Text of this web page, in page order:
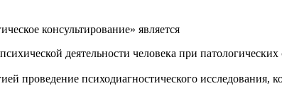
консультирование» является
деятельности человека при
проведение психодиагностического исследования,